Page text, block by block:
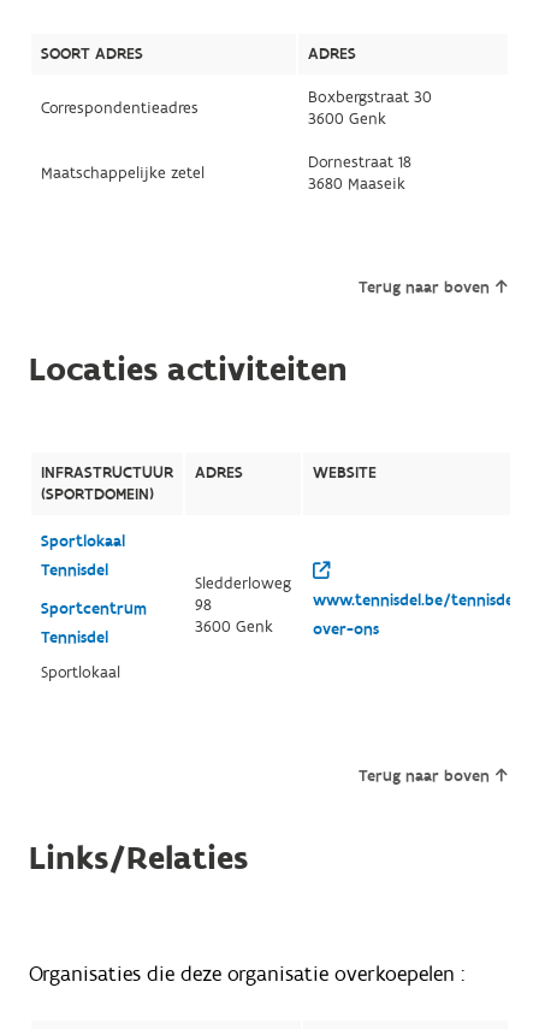
SOORT ADRES ADRES
Correspondentieadres
Boxbergstraat 30
3600 Genk
Maatschappelijke zetel
Dornestraat 18
3680 Maaseik
Terug naar boven
Locaties activiteiten
INFRASTRUCTUUR
(SPORTDOMEIN)
ADRES WEBSITE
Sportlokaal
Tennisdel
Sportcentrum
Tennisdel
Sportlokaal
Sledderloweg
98
3600 Genk
www.tennisdel.be/tennisdel/
over-ons
Terug naar boven
Links/Relaties
Organisaties die deze organisatie overkoepelen :